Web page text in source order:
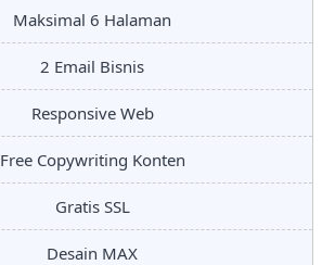
Maksimal 6 Halaman
2 Email Bisnis
Responsive Web
Free Copywriting Konten
Gratis SSL
Desain MAX